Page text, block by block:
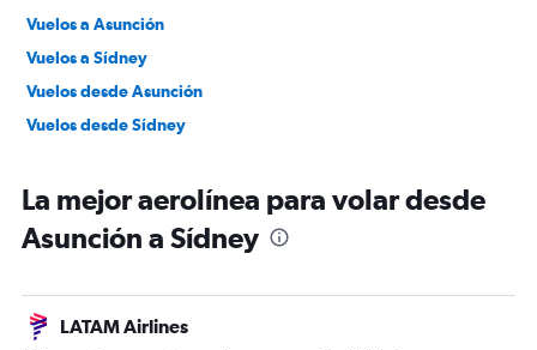
Vuelos a Asunción
Vuelos a Sídney
Vuelos desde Asunción
Vuelos desde Sídney
La mejor aerolínea para volar desde
Asunción a Sídney
LATAM Airlines